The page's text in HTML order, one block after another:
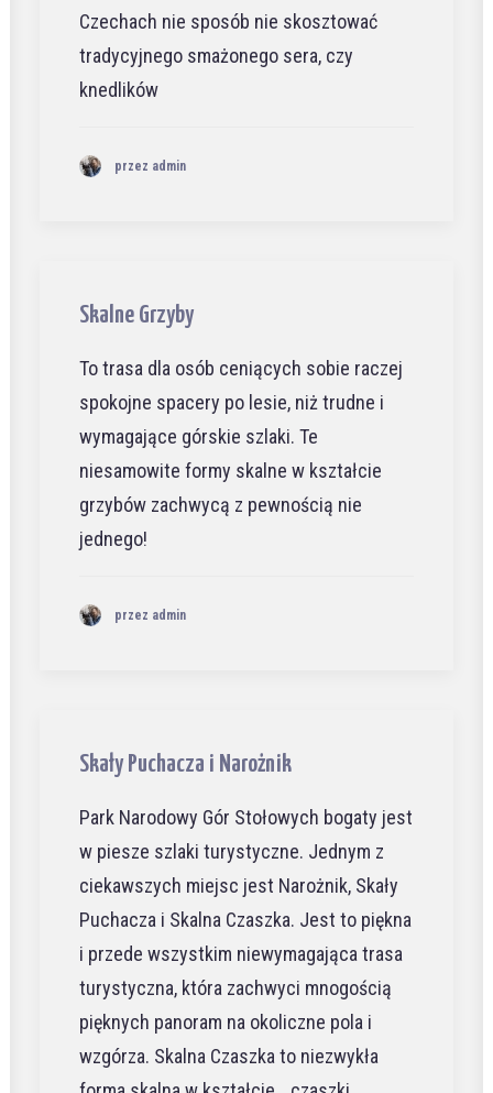
Czechach nie sposób nie skosztować
tradycyjnego smażonego sera, czy
knedlików
przez admin
Skalne Grzyby
To trasa dla osób ceniących sobie raczej
spokojne spacery po lesie, niż trudne i
wymagające górskie szlaki. Te
niesamowite formy skalne w kształcie
grzybów zachwycą z pewnością nie
jednego!
przez admin
Skały Puchacza i Narożnik
Park Narodowy Gór Stołowych bogaty jest
w piesze szlaki turystyczne. Jednym z
ciekawszych miejsc jest Narożnik, Skały
Puchacza i Skalna Czaszka. Jest to piękna
i przede wszystkim niewymagająca trasa
turystyczna, która zachwyci mnogością
pięknych panoram na okoliczne pola i
wzgórza. Skalna Czaszka to niezwykła